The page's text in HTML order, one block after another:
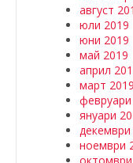
август
юли 2019
юни 2019
май 2019
април
март 2019
януари
декември
ноември